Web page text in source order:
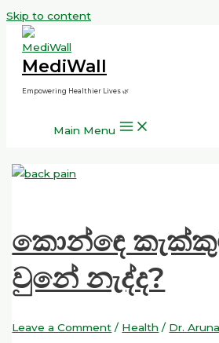
Skip to content
MediWall
Empowering Healthier Lives 🌿
Main Menu
කොන්ඳෙ
වුනේ නැද්ද?
Leave a Comment / Health / Dr.